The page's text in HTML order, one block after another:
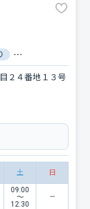
バリアフリー
２４番地１３号
土 日
09:00
〜
12:30